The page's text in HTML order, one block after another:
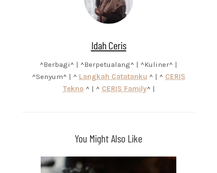
Idah Ceris
^Berbagi^ | ^Berpetualang^ | ^Kuliner^ |
^Senyum^ | ^ Langkah Catatanku ^ | ^ CERIS
Tekno ^ | ^ CERIS Family^ |
You Might Also Like